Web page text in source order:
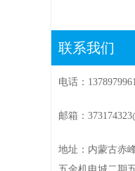
联系我们
电话：
邮箱：
地址：内蒙古赤